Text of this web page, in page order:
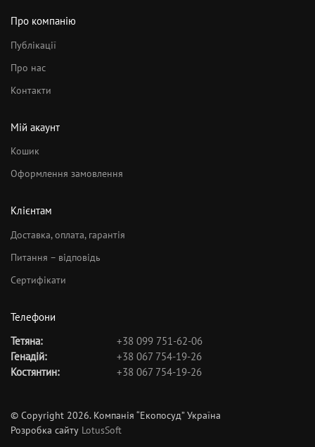
Про компанію
Публікації
Про нас
Контакти
Мій акаунт
Кошик
Оформлення замовлення
Клієнтам
Доставка, оплата, гарантія
Питання – відповідь
Сертифікати
Телефони
Тетяна:
+38 099 751-62-06
Генадій:
+38 067 754-19-26
Костянтин:
+38 067 754-19-26
© Copyright 2026. Компанія “Екопосуд” Україна
Розробка сайту LotusSoft